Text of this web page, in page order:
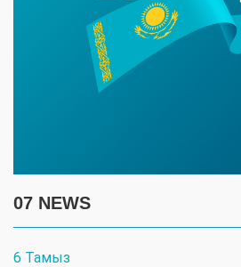
07 NEWS
6 Тамыз